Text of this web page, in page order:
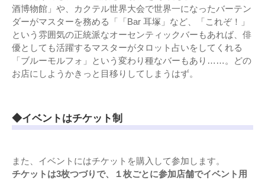
酒博物館」や、カクテル世界大会で世界一になったバーテン
ダーがマスターを務める「「Bar 耳塚」など、「これぞ！」
という雰囲気の正統派なオーセンティックバーもあれば、俳
優としても活躍するマスターがタロット占いをしてくれる
「ブルーモルフォ」という変わり種なバーもあり……。どの
お店にしようかきっと目移りしてしまうはず。
◆イベントはチケット制
また、イベントにはチケットを購入して参加します。
チケットは3枚つづりで、１枚ごとに参加店舗でイベント用